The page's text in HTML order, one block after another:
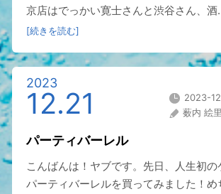
京店はでっかい寛士さんと渋谷さん、酒
[続きを読む]
2023
12.21
2023-
薮内 絵里
パーティバーレル
こんばんは！ヤブです。先日、人生初の
パーティバーレルを買ってみました！め